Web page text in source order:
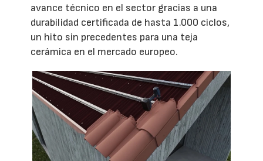
avance técnico en el sector gracias a una
durabilidad certificada de hasta 1.000 ciclos,
un hito sin precedentes para una teja
cerámica en el mercado europeo.